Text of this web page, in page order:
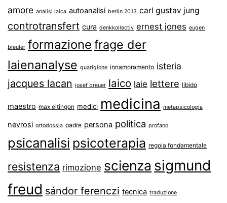
amore analisi laica autoanalisi berlin 2013 carl gustav jung
controtransfert cura denkkollectiv ernest jones eugen
bleuler formazione frage der
laienanalyse guarigione innamoramento isteria
jacques lacan josef breuer laico laie lettere libido
maestro max eitingon medici medicina metapsicologia
nevrosi ortodossia padre persona politica profano
psicanalisi psicoterapia regola fondamentale
resistenza rimozione scienza sigmund
freud sándor ferenczi tecnica traduzione